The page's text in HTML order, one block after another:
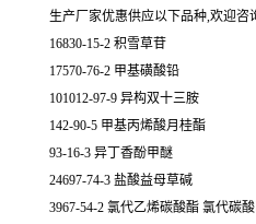
生产厂家优惠供应以下品种,欢迎咨
16830-15-2 积雪草苷
17570-76-2 甲基磺酸铅
101012-97-9 异构双十三胺
142-90-5 甲基丙烯酸月桂酯
93-16-3 异丁香酚甲醚
24697-74-3 盐酸益母草碱
3967-54-2 氯代乙烯碳酸酯 氯代碳